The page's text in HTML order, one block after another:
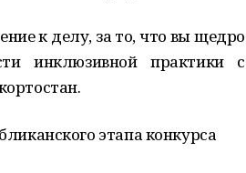
к делу, за то, что вы щедро
инклюзивной практики с
этапа конкурса